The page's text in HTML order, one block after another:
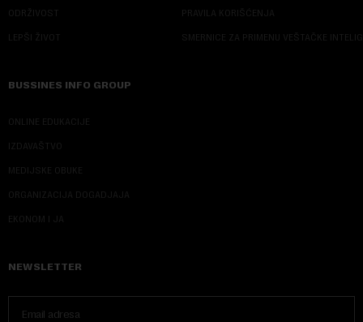
ODRŽIVOST
LEPŠI ŽIVOT
PRAVILA KORIŠĆENJA
SMERNICE ZA PRIMENU VEŠTAČKE
BUSSINES INFO GROUP
ONLINE EDUKACIJE
IZDAVAŠTVO
MEDIJSKE OBUKE
ORGANIZACIJA DOGADJAJA
EKONOM I JA
NEWSLETTER